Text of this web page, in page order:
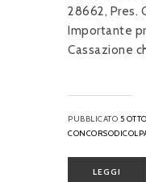
28662, Pres.
Importante
Cassazione
PUBBLICATO 5
LEGGI